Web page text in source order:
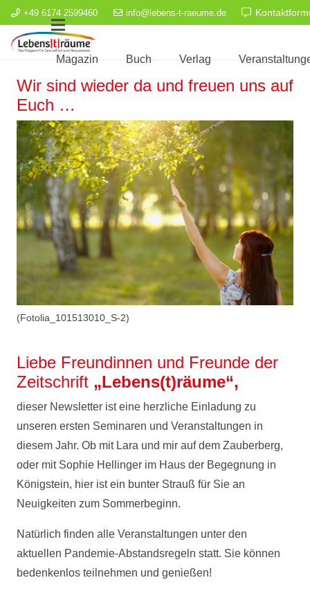
+49 6174 2599460 info@lebens-t-raeume.de
Magazin Buch Verlag
Wir sind wieder da und freuen uns auf
Euch …
(Fotolia_101513010_S-2)
Liebe Freundinnen und Freunde der
Zeitschrift „Lebens(t)räume“,
dieser Newsletter ist eine herzliche Einladung zu
unseren ersten Seminaren und Veranstaltungen in
diesem Jahr. Ob mit Lara und mir auf dem Zauberberg,
oder mit Sophie Hellinger im Haus der Begegnung in
Königstein, hier ist ein bunter Strauß für Sie an
Neuigkeiten zum Sommerbeginn.
Natürlich finden alle Veranstaltungen unter den
aktuellen Pandemie-Abstandsregeln statt. Sie können
bedenkenlos teilnehmen und genießen!